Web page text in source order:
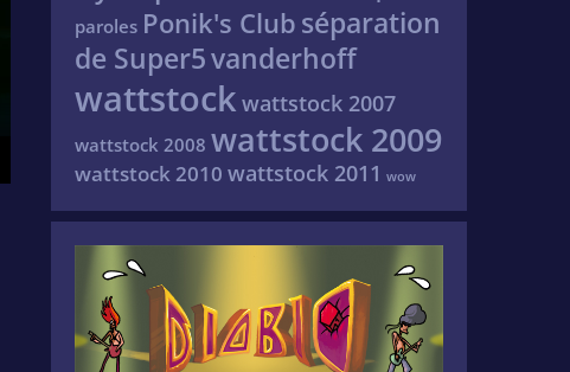
paroles Ponik's Club séparation
de Super5vanderhoff
wattstock wattstock 2007
wattstock 2008 wattstock 2009
wattstock 2010 wattstock 2011 wow